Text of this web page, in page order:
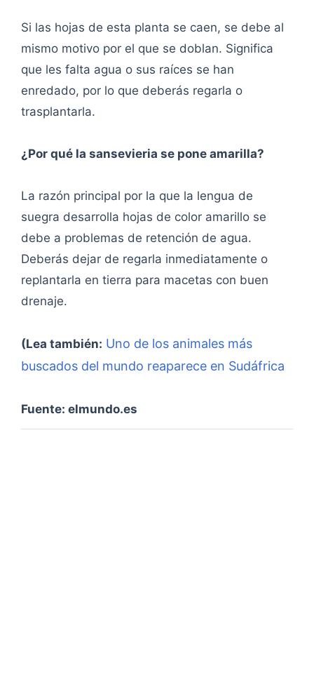
Si las hojas de esta planta se caen, se debe al
mismo motivo por el que se doblan. Significa
que les falta agua o sus raíces se han
enredado, por lo que deberás regarla o
trasplantarla.
¿Por qué la sansevieria se pone amarilla?
La razón principal por la que la lengua de
suegra desarrolla hojas de color amarillo se
debe a problemas de retención de agua.
Deberás dejar de regarla inmediatamente o
replantarla en tierra para macetas con buen
drenaje.
(Lea también: Uno de los animales más
buscados del mundo reaparece en Sudáfrica
Fuente: elmundo.es